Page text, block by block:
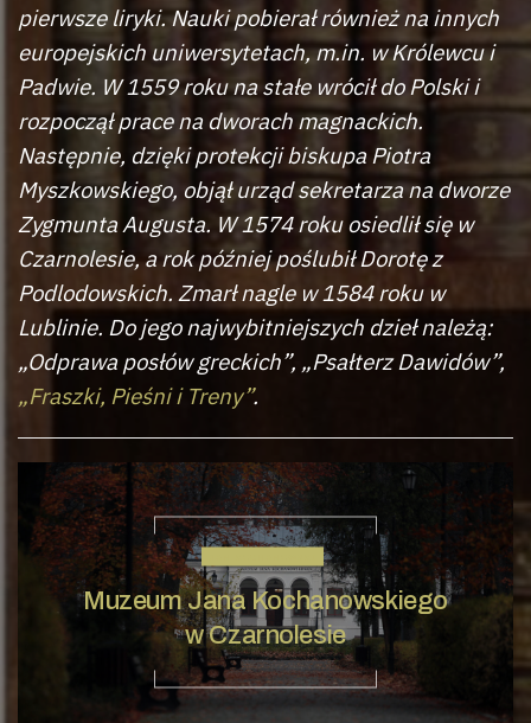
pierwsze liryki. Nauki pobierał również na innych
europejskich uniwersytetach, m.in. w Królewcu i
Padwie. W 1559 roku na stałe wrócił do Polski i
rozpoczął prace na dworach magnackich.
Następnie, dzięki protekcji biskupa Piotra
Myszkowskiego, objął urząd sekretarza na dworze
Zygmunta Augusta. W 1574 roku osiedlił się w
Czarnolesie, a rok później poślubił Dorotę z
Podlodowskich. Zmarł nagle w 1584 roku w
Lublinie. Do jego najwybitniejszych dzieł należą:
„Odprawa posłów greckich”, „Psałterz Dawidów”,
„Fraszki, Pieśni i Treny”.
Muzeum Jana Kochanowskiego
w Czarnolesie